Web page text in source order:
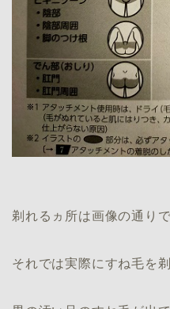
剃れるヵ所は画像の通りで
それでは実際にすね毛を